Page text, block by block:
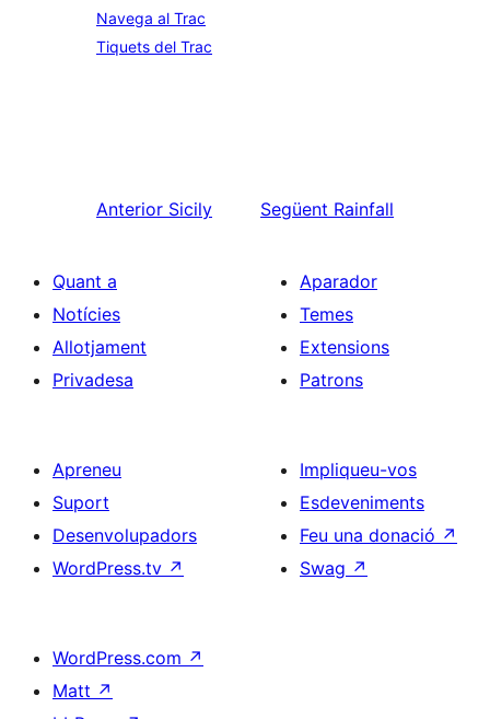
Navega al Trac
Tiquets del Trac
Anterior Sicily Següent Rainfall
Quant a
Notícies
Allotjament
Privadesa
Aparador
Temes
Extensions
Patrons
Apreneu
Suport
Desenvolupadors
WordPress.tv ↗
Impliqueu-vos
Esdeveniments
Feu una donació ↗
Swag ↗
WordPress.com ↗
Matt ↗